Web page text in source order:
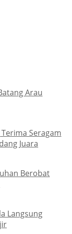
Arau
Seragam
Juara
Berobat
Langsung